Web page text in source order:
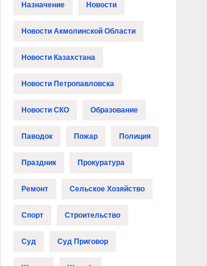
Назначение Новости
Новости Акмолинской Области
Новости Казахстана
Новости Петропавловска
Новости СКО Образование
Паводок Пожар Полиция
Праздник Прокуратура
Ремонт Сельское Хозяйство
Спорт Строительство
Суд Суд Приговор